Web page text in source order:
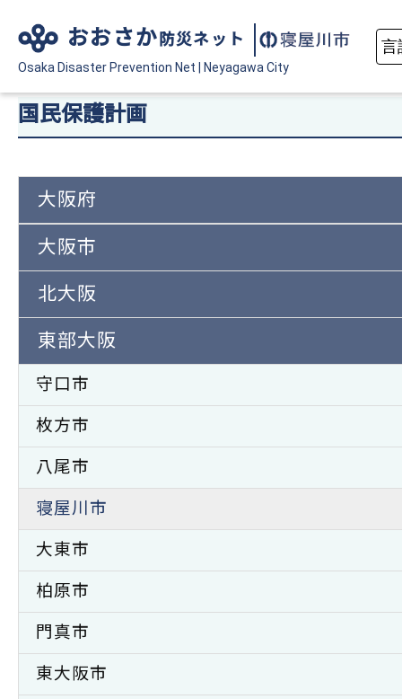
おおさか 防災ネット
Osaka Disaster Prevention Net Neyagawa City
国民保護計画
大阪府
大阪市
北大阪
東部大阪
守口市
枚方市
八尾市
寝屋川市
大東市
柏原市
門真市
東大阪市